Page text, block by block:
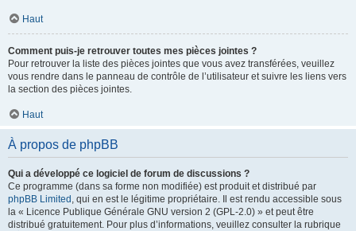
Haut
Comment puis-je retrouver toutes mes pièces jointes ?
Pour retrouver la liste des pièces jointes que vous avez transférées, veuillez
vous rendre dans le panneau de contrôle de l’utilisateur et suivre les liens vers
la section des pièces jointes.
Haut
À propos de phpBB
Qui a développé ce logiciel de forum de discussions ?
Ce programme (dans sa forme non modifiée) est produit et distribué par
phpBB Limited , qui en est le légitime propriétaire. Il est rendu accessible sous
la « Licence Publique Générale GNU version 2 (GPL-2.0) » et peut être
distribué gratuitement. Pour plus d’informations, veuillez consulter la rubrique